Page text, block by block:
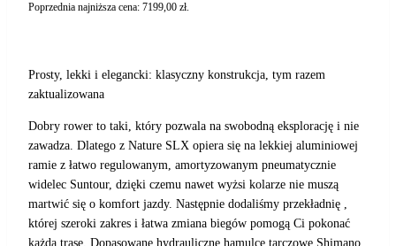
Poprzednia najniższa cena: 7199,00 zł.
Prosty, lekki i elegancki: klasyczny konstrukcja, tym razem
zaktualizowana
Dobry rower to taki, który pozwala na swobodną eksplorację i nie
zawadza. Dlatego z Nature SLX opiera się na lekkiej aluminiowej
ramie z łatwo regulowanym, amortyzowanym pneumatycznie
widelec Suntour, dzięki czemu nawet wyżsi kolarze nie muszą
martwić się o komfort jazdy. Następnie dodaliśmy przekładnię ,
której szeroki zakres i łatwa zmiana biegów pomogą Ci pokonać
każdą trasę. Dopasowane hydrauliczne hamulce tarczowe Shimano